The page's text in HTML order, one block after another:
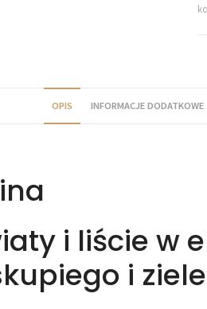
OPIS INFORMACJE DODATKOWE
i liście w
i